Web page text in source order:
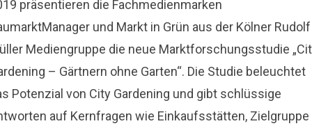
präsentieren die Fachmedienmarken
und Markt in Grün aus der Kölner Rudolf
Mediengruppe die neue Marktforschungsstudie
– Gärtnern ohne Garten“. Die Studie beleuchtet
Potenzial von City Gardening und gibt schlüssige
auf Kernfragen wie Einkaufsstätten, Zielgruppe